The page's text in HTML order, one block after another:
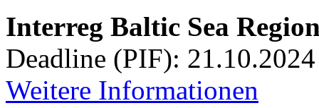
Interreg Baltic Sea
Deadline (PIF): 21.10.2024
Weitere Informationen